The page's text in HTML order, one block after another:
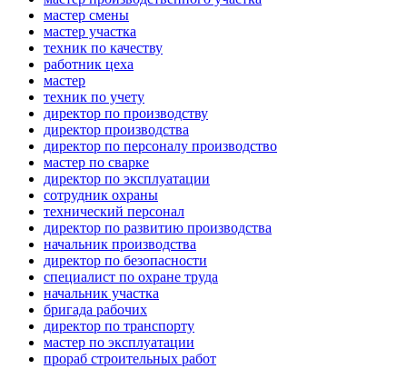
мастер смены
мастер участка
техник по качеству
работник цеха
мастер
техник по учету
директор по производству
директор производства
директор по персоналу производство
мастер по сварке
директор по эксплуатации
сотрудник охраны
технический персонал
директор по развитию производства
начальник производства
директор по безопасности
специалист по охране труда
начальник участка
бригада рабочих
директор по транспорту
мастер по эксплуатации
прораб строительных работ